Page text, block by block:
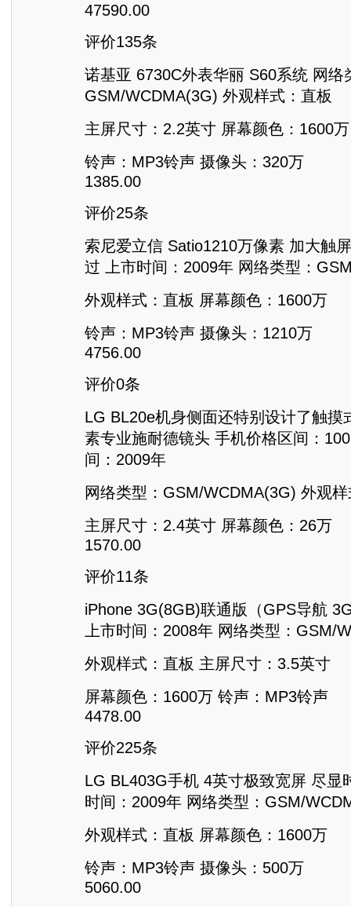
47590.00
评价135条
诺基亚 6730C外表华丽 S60系统 网络
GSM/WCDMA(3G) 外观样式：直板
主屏尺寸：2.2英寸 屏幕颜色：1600万
铃声：MP3铃声 摄像头：320万
1385.00
评价25条
索尼爱立信 Satio1210万像素 加大触
过 上市时间：2009年 网络类型：
外观样式：直板 屏幕颜色：1600万
铃声：MP3铃声 摄像头：1210万
4756.00
评价0条
LG BL20e机身侧面还特别设计了触摸
素专业施耐德镜头 手机价格区间：
间：2009年
网络类型：GSM/WCDMA(3G) 外观
主屏尺寸：2.4英寸 屏幕颜色：26万
1570.00
评价11条
iPhone 3G(8GB)联通版（GPS导航
上市时间：2008年 网络类型：GSM/
外观样式：直板 主屏尺寸：3.5英寸
屏幕颜色：1600万 铃声：MP3铃声
4478.00
评价225条
LG BL403G手机 4英寸极致宽屏 尽显
时间：2009年 网络类型：GSM/
外观样式：直板 屏幕颜色：1600万
铃声：MP3铃声 摄像头：500万
5060.00